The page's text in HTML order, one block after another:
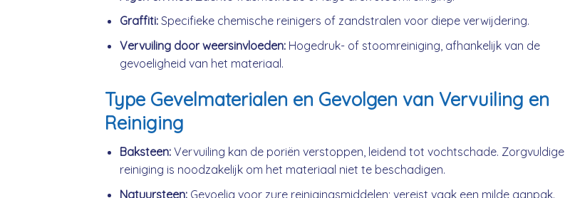
Graffiti:Specifieke chemische reinigers of zandstralen voor diepe verwijdering.
Vervuiling door weersinvloeden:Hogedruk- of stoomreiniging, afhankelijk van de
gevoeligheid van het materiaal.
Type Gevelmaterialen en Gevolgen van Vervuiling en
Reiniging
Baksteen:Vervuiling kan de poriën verstoppen, leidend tot vochtschade. Zorgvuldige
reiniging is noodzakelijk om het materiaal niet te beschadigen.
Natuursteen:Gevoelig voor zure reinigingsmiddelen; vereist vaak een milde aanpak.